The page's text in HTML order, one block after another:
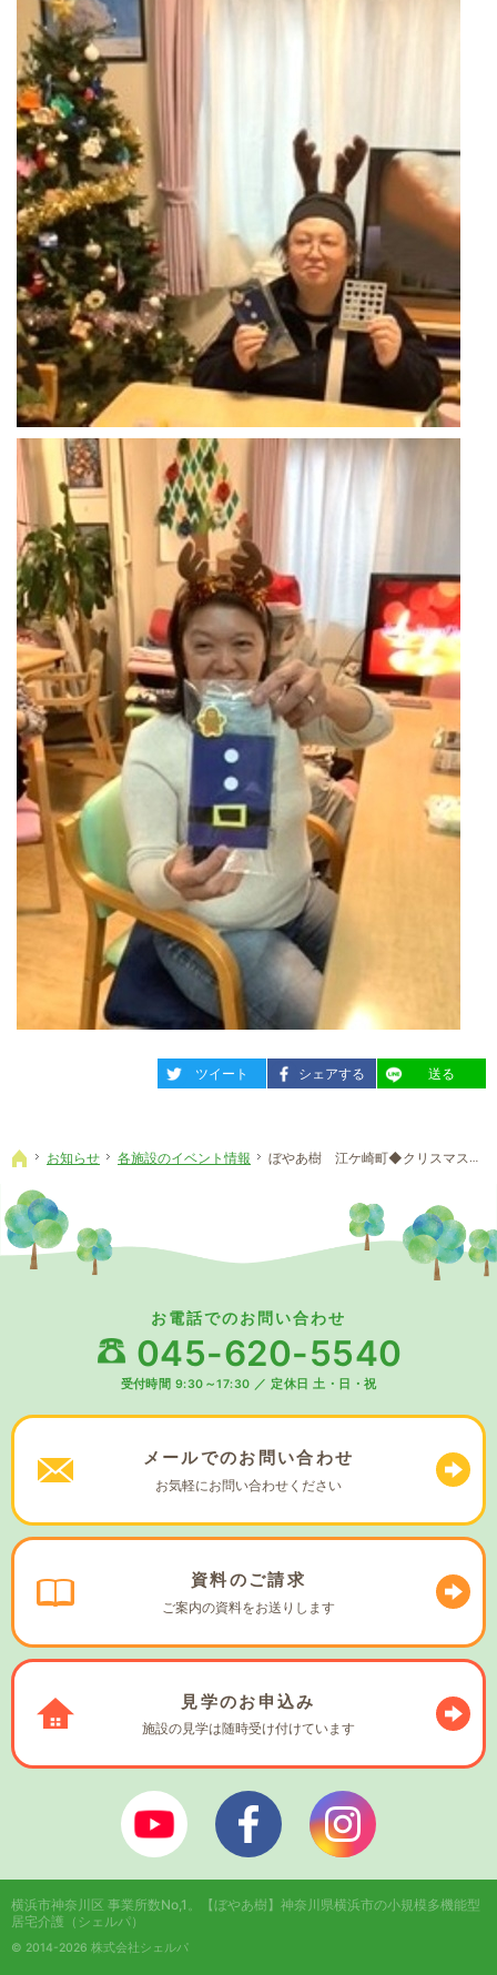
entry2378
ツイート entry2378
シェアする entry2378
送る
ホーム
お知らせ 各施設のイベント情報 ぼやあ樹 江ケ崎町◆クリスマス会①
お電話でのお問い合わせ
045-620-5540
受付時間 9:30～17:30 ／ 定休日 土・日・祝
メールでのお問い合わせ
お気軽にお問い合わせください
資料のご請求
ご案内の資料をお送りします
見学のお申込み
施設の見学は随時受け付けています
ぼやあ樹Youtube シェルパフェイスブック
© 2014-2026 株式会社シェルパ
横浜市神奈川区 事業所数No,1。
【ぼやあ樹】神奈川県横浜市の小規模多機能型
居宅介護（シェルパ）